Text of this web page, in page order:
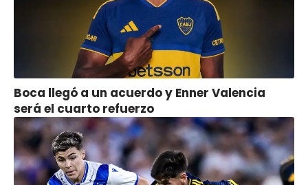
Boca llegó a un acuerdo y Enner Valencia
será el cuarto refuerzo